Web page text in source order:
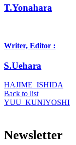
T.Yonahara
Writer, Editor :
S.Uehara
HAJIME_ISHIDA
Back to list
YUU_KUNIYOSHI
Newsletter